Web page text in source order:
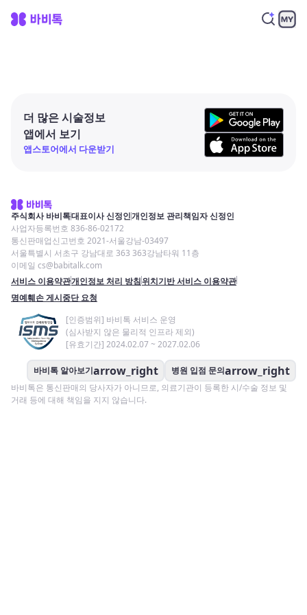
더 많은 시술정보
앱에서 보기
앱스토어에서 다운받기
주식회사 바비톡대표이사 신정인개인정보 관리책임자 신정인
사업자등록번호 836-86-02172
통신판매업신고번호 2021-서울강남-03497
서울특별시 서초구 강남대로 363 363강남타워 11층
이메일 cs@babitalk.com
서비스 이용약관개인정보 처리 방침위치기반 서비스 이용약관
명예훼손 게시중단 요청
[인증범위] 바비톡 서비스 운영
(심사받지 않은 물리적 인프라 제외)
[유효기간] 2024.02.07 ~ 2027.02.06
바비톡 알아보기arrow_right 병원 입점 문의arrow_right
바비톡은 통신판매의 당사자가 아니므로, 의료기관이 등록한 시/수술 정보 및
거래 등에 대해 책임을 지지 않습니다.